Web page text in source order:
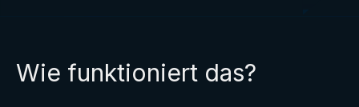
Wie funktioniert das?